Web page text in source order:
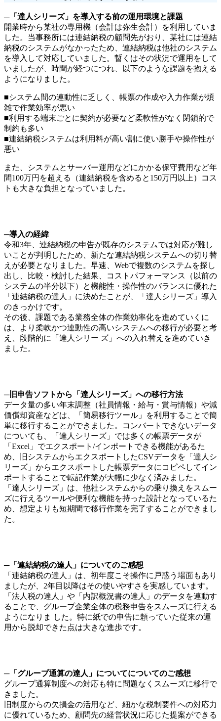
─「達人シリーズ」を導入する前の運用環境と課題
開業時から某社の専用機（会計は弥生会計）を利用していま
した。当事務所には連結納税の顧問先がおり、某社には連結
納税のシステムがなかったため、連結納税は他社のシステム
を導入して対応していました。暫くはその状況で運用をして
いましたが、時間が経つにつれ、以下のような課題を抱える
ようになりました。
■システム間の連動性に乏しく、帳票の作成や入力作業が煩
雑で作業効率が悪い
■利用する端末ごとに契約が必要など柔軟性がなく閉鎖的で
制約も多い
■連結納税システムは利用料が高い割に使い勝手や操作性が
悪い
また、システムとサーバー運用などにかかる保守費用など年
間100万円を超える（連結納税を含めると150万円以上）コス
トも大きな負担となっていました。
─導入の経緯
令和3年、連結納税の申告が既存のシステムでは対応が難し
いことが判明したため、新たな連結納税システムへの切り替
えが必要となりました。早速、Webで複数のシステムを探し
出し、比較・検討した結果、コストパフォーマンス（以前の
システムの半分以下）と機能性・操作性のバランスに優れた
「連結納税の達人」に決めたことが、「達人シリーズ」導入
のきっかけです。
その後、課題である業務全体の作業効率化を進めていくに
は、より柔軟かつ連動性の高いシステムへの移行が必要と考
え、段階的に「達人シリー ズ」への入れ替えを進めていき
ました。
─旧申告ソフトから「達人シリーズ」への移行方法
データ量の多い年末調整（社員情報・給与・賞与情報）や減
価償却資産などは、「簡易移行ツール」を利用することで簡
単に移行することができました。コンバートできないデータ
についても、「達人シリーズ」では多くの帳票データが
「Excel」でエクスポート/インポートできる機能があるた
め、旧システムからエクスポートしたCSVデータを「達人シ
リーズ」からエクスポートした帳票データにコピペしてイン
ポートすることで転記作業が大幅に少なく済みました。
「達人シリーズ」は、他社システムからの乗り換えをスムー
ズに行えるツールや便利な機能を持った設計となっているた
め、想定よりも短期間で移行作業を完了することができまし
た。
─「連結納税の達人」についてのご感想
「連結納税の達人」は、初年度こそ操作に戸惑う場面もあり
ましたが、2年目以降はその使いやすさを実感しています。
「法人税の達人」や「内訳概況書の達人」のデータを連動す
ることで、グループ企業全体の税務申告をスムーズに行える
ようになりま した。特に紙での申告に頼っていた従来の運
用から脱却できた点は大きな進歩です。
─「グループ通算の達人」についてについてのご感想
グループ通算制度への対応も特に問題なくスムーズに移行で
きました。
旧制度からの欠損金の活用など、細かな税制要件への対応力
に優れているため、顧問先の経営状況に応じた提案ができる